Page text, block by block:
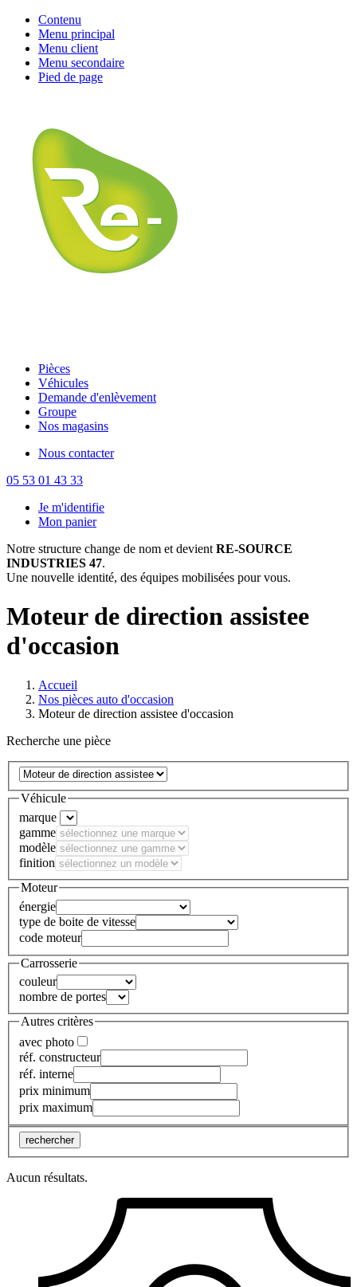
Contenu
Menu principal
Menu client
Menu secondaire
Pied de page
Pièces
Véhicules
Demande d'enlèvement
Groupe
Nos magasins
Nous contacter
05 53 01 43 33
Je m'identifie
Mon panier
Notre structure change de nom et devient RE-SOURCE
INDUSTRIES 47.
Une nouvelle identité, des équipes mobilisées pour vous.
Moteur de direction assistee
d'occasion
Accueil
Nos pièces auto d'occasion
Moteur de direction assistee d'occasion
Recherche une pièce
Véhicule
marque
gamme
modèle
finition
Moteur
énergie
type de boite de vitesse
code moteur
Carrosserie
couleur
nombre de portes
Autres critères
avec photo
réf. constructeur
réf. interne
prix minimum
prix maximum
rechercher
Aucun résultats.